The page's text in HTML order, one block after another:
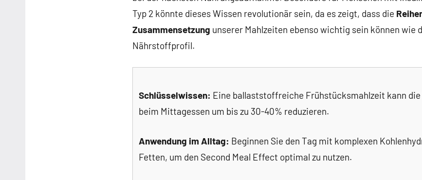
Typ 2 könnte dieses Wissen revolutionär sein, da es zeigt, dass die
Zusammensetzung unserer Mahlzeiten ebenso wichtig sein können wie
Nährstoffprofil.
Schlüsselwissen: Eine ballaststoffreiche Frühstücksmahlzeit kann
beim Mittagessen um bis zu 30-40% reduzieren.
Anwendung im Alltag: Beginnen Sie den Tag mit komplexen
Fetten, um den Second Meal Effect optimal zu nutzen.